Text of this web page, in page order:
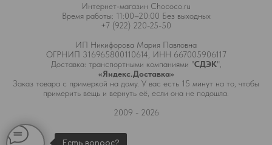
Интернет-магазин Chococo.ru
Время работы: 11:00–20:00 Без выходных
+7 (922) 220-25-50
ИП Никифорова Мария Павловна
ОГРНИП 316965800110614, ИНН 667005906117
Доставка: транспортными компаниями "СДЭК",
«Яндекс.Доставка»
Заказ товара с примеркой на дому. У вас есть 15 минут на то, чтобы
примерить вещь и вернуть её, если она не подошла.
2009 - 2026
Есть вопрос?